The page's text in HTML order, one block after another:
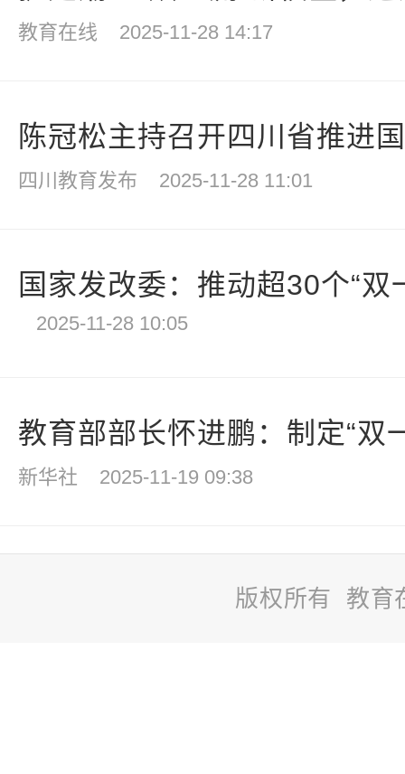
教育在线 2025-11-28 14:17
陈冠松主持召开四川省推进
四川教育发布 2025-11-28 11:01
国家发改委：推动超30个“双
2025-11-28 10:05
教育部部长怀进鹏：制定“双
新华社 2025-11-19 09:38
版权所有 教育